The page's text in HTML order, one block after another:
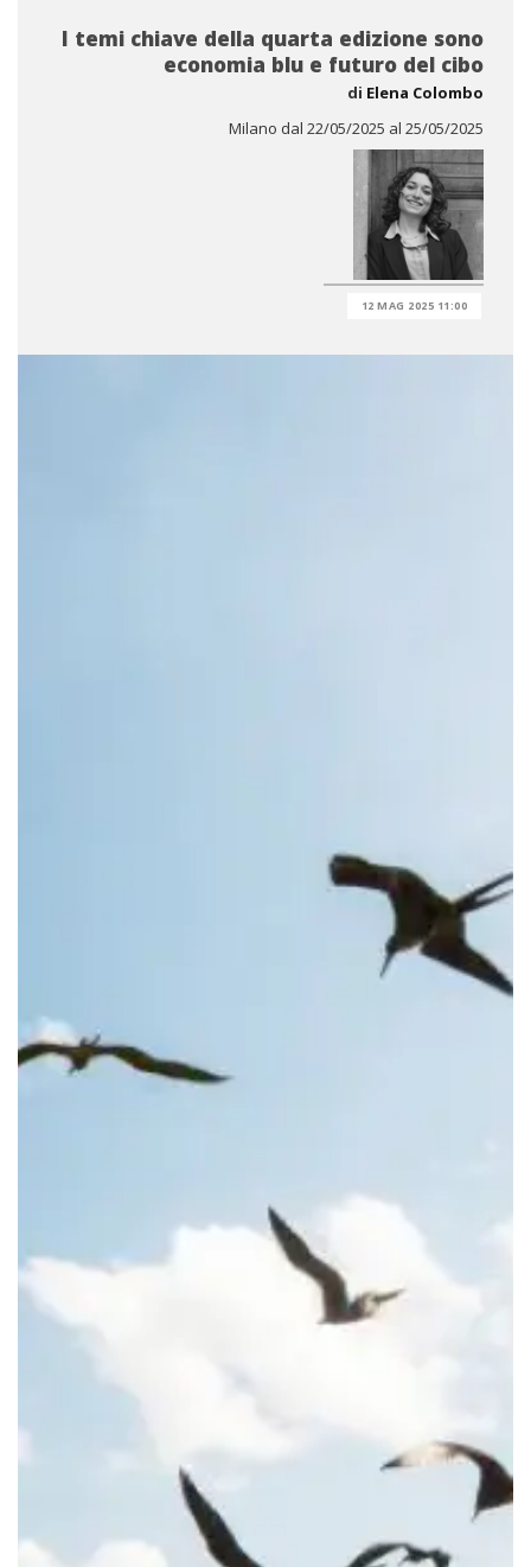
I temi chiave della quarta edizione sono
economia blu e futuro del cibo
di Elena Colombo
Milano dal 22/05/2025 al 25/05/2025
12 MAG 2025 11:00